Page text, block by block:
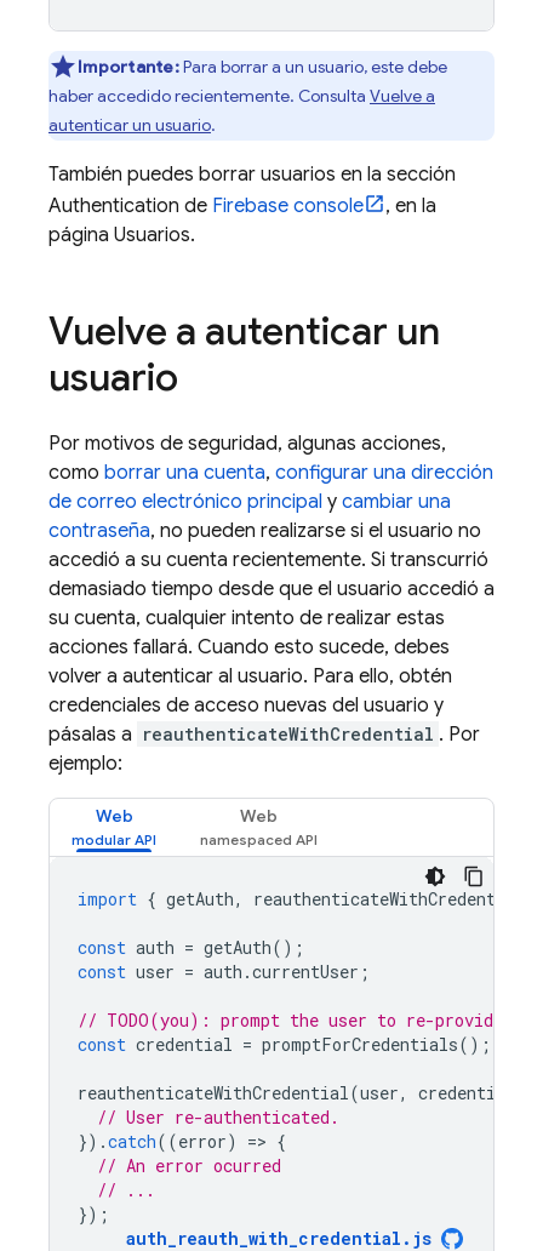
Importante:Para borrar a un usuario, este debe
haber accedido recientemente. Consulta Vuelve a
autenticar un usuario.
También puedes borrar usuarios en la sección
Authentication de Firebase console
, en la
página Usuarios.
Vuelve a autenticar un
usuario
Por motivos de seguridad, algunas acciones,
como borrar una cuenta, configurar una dirección
de correo electrónico principal y cambiar una
contraseña, no pueden realizarse si el usuario no
accedió a su cuenta recientemente. Si transcurrió
demasiado tiempo desde que el usuario accedió a
su cuenta, cualquier intento de realizar estas
acciones fallará. Cuando esto sucede, debes
volver a autenticar al usuario. Para ello, obtén
credenciales de acceso nuevas del usuario y
pásalas a reauthenticateWithCredential . Por
ejemplo:
Web Web
import { getAuth, reauthenticateWithCredential
const auth = getAuth();
const user = auth .currentUser ;
// TODO(you): prompt the user to re-provide
const credential = promptForCredentials();
reauthenticateWithCredential(user, credential
// User re-authenticated.
}).catch((error) => {
// An error ocurred
// ...
});
auth_reauth_with_credential . js